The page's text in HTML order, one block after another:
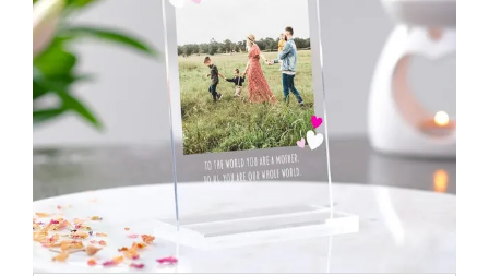
ONVERGETELIJKE